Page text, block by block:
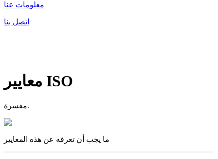
معلومات عنا
اتصل بنا
معايير ISO
مفسرة.
ما يجب أن تعرفه عن هذه المعايير